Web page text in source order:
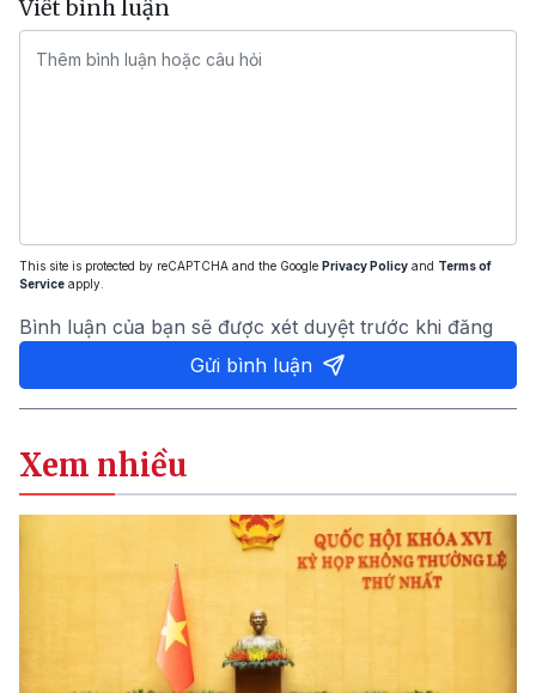
Viết bình luận
This site is protected by reCAPTCHA and the Google Privacy Policy and Terms of
Service apply.
Bình luận của bạn sẽ được xét duyệt trước khi đăng
Gửi bình luận
Xem nhiều